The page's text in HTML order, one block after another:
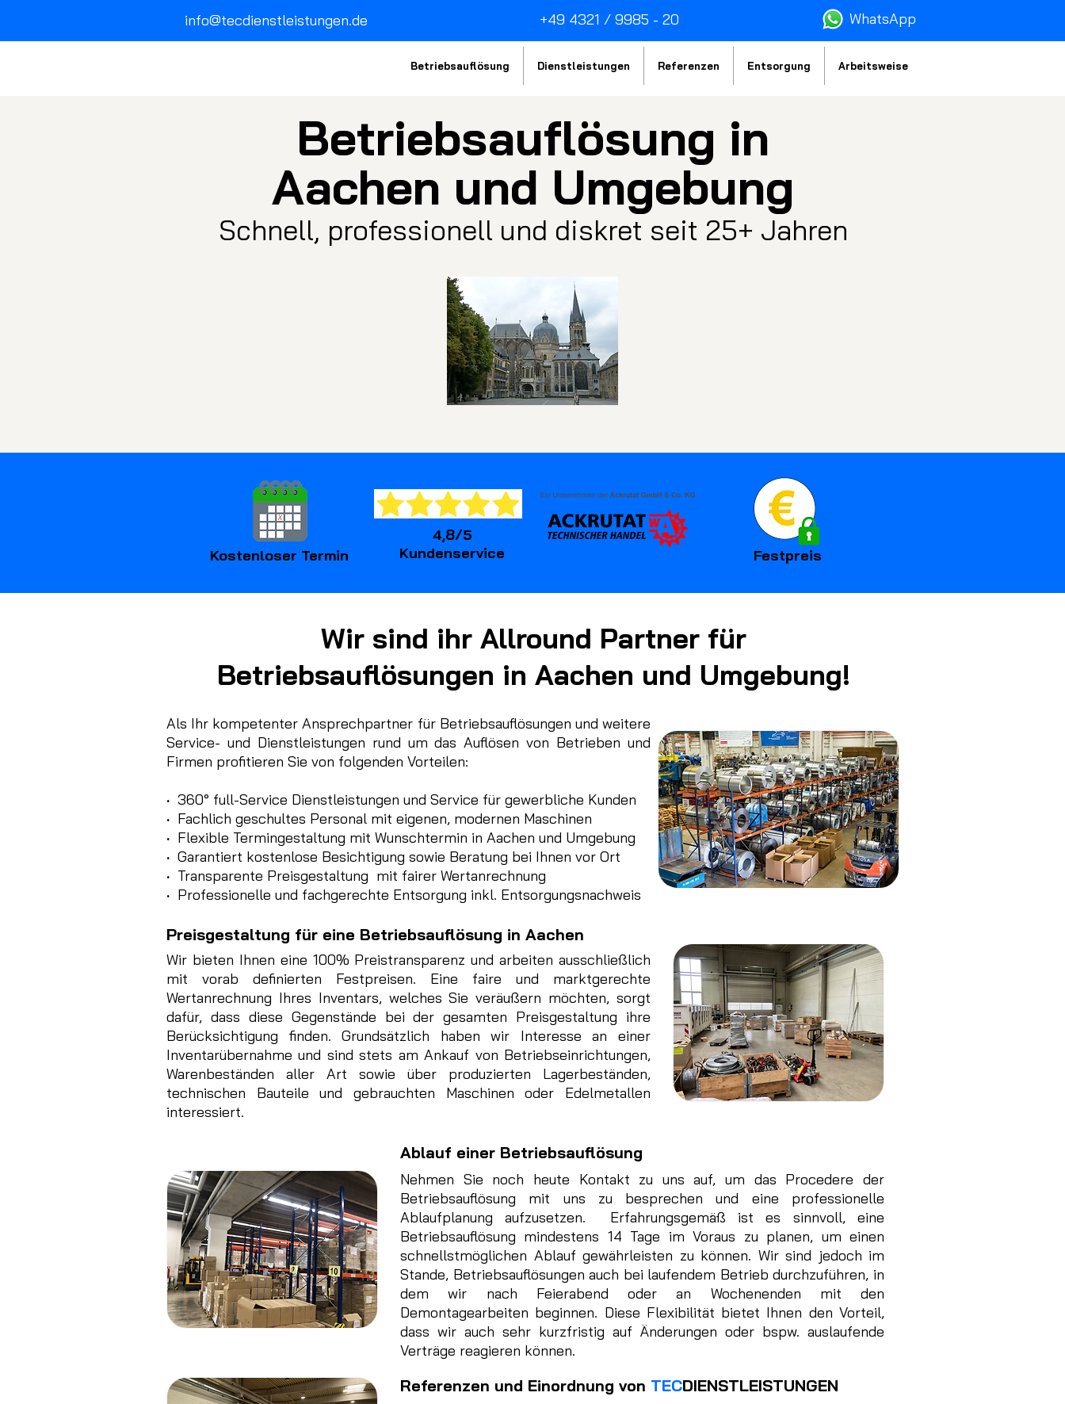
Betriebsauflösung Dienstleistungen Referenzen Entsorgung Arbeitsweise
info@tecdienstleistungen.de +49 4321 / 9985 - 20 WhatsApp
Betriebsauflösung in
Aachen und Umgebung
Schnell, professionell und diskret seit 25+ Jahren
Kostenloser Termin
4,8/5
Kundenservice
Festpreis
Wir sind ihr Allround Partner für
Betriebsauflösungen in Aachen und Umgebung!
Als Ihr kompetenter Ansprechpartner für Betriebsauflösungen und weitere
Service- und Dienstleistungen rund um das Auflösen von Betrieben und
Firmen profitieren Sie von folgenden Vorteilen:
· 360° full-Service Dienstleistungen und Service für gewerbliche Kunden
· Fachlich geschultes Personal mit eigenen, modernen Maschinen
· Flexible Termingestaltung mit Wunschtermin in Aachen und Umgebung
· Garantiert kostenlose Besichtigung sowie Beratung bei Ihnen vor Ort
· Transparente Preisgestaltung mit fairer Wertanrechnung
· Professionelle und fachgerechte Entsorgung inkl. Entsorgungsnachweis
Preisgestaltung für eine Betriebsauflösung in Aachen
Wir bieten Ihnen eine 100% Preistransparenz und arbeiten ausschließlich
mit vorab definierten Festpreisen. Eine faire und marktgerechte
Wertanrechnung Ihres Inventars, welches Sie veräußern möchten, sorgt
dafür, dass diese Gegenstände bei der gesamten Preisgestaltung ihre
Berücksichtigung finden. Grundsätzlich haben wir Interesse an einer
Inventarübernahme und sind stets am Ankauf von Betriebseinrichtungen,
Warenbeständen aller Art sowie über produzierten Lagerbeständen,
technischen Bauteile und gebrauchten Maschinen oder Edelmetallen
interessiert.
Ablauf einer Betriebsauflösung
Nehmen Sie noch heute Kontakt zu uns auf, um das Procedere der
Betriebsauflösung mit uns zu besprechen und eine professionelle
Ablaufplanung aufzusetzen. Erfahrungsgemäß ist es sinnvoll, eine
Betriebsauflösung mindestens 14 Tage im Voraus zu planen, um einen
schnellstmöglichen Ablauf gewährleisten zu können. Wir sind jedoch im
Stande, Betriebsauflösungen auch bei laufendem Betrieb durchzuführen, in
dem wir nach Feierabend oder an Wochenenden mit den
Demontagearbeiten beginnen. Diese Flexibilität bietet Ihnen den Vorteil,
dass wir auch sehr kurzfristig auf Änderungen oder bspw. auslaufende
Verträge reagieren können.
Referenzen und Einordnung von TECDIENSTLEISTUNGEN